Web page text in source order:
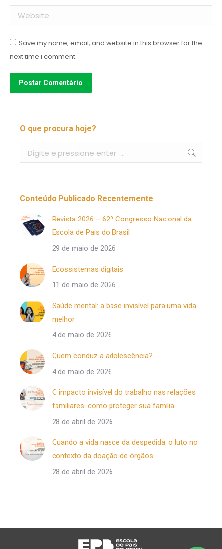
Website
Save my name, email, and website in this browser for the
next time I comment.
Postar Comentário
O que procura hoje?
Buscar
Conteúdo Publicado Recentemente
Revista 2026 – 62º Congresso Nacional da
Escola de Pais do Brasil
29 de maio de 2026
Ecossistemas digitais
11 de maio de 2026
Saúde mental: a base invisível para uma vida
melhor
4 de maio de 2026
Quem conduz a adolescência?
4 de maio de 2026
O impacto invisível do trabalho nas relações
familiares: como proteger sua família
28 de abril de 2026
Quando a vida nasce da despedida: o luto no
contexto da doação de órgãos
28 de abril de 2026